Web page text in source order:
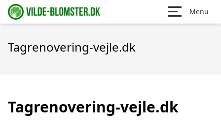
Menu
Tagrenovering-vejle.dk
Tagrenovering-vejle.dk